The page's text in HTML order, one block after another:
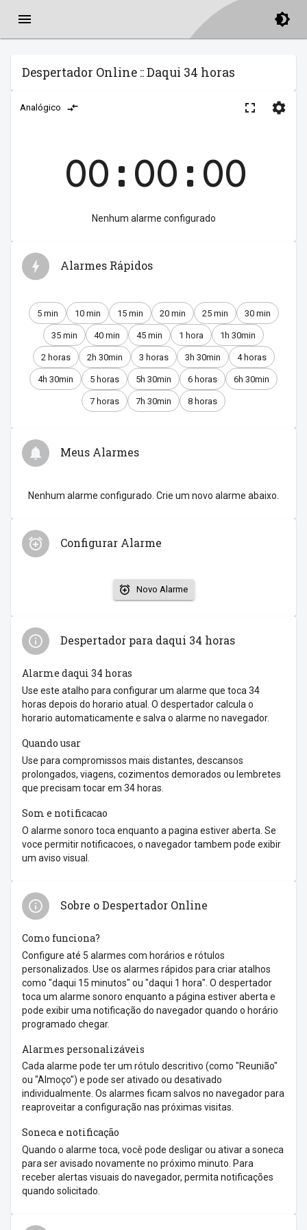
Despertador Online :: Daqui 34 horas
Analógico
00:00:00
Nenhum alarme configurado
Alarmes Rápidos
5 min 10 min 15 min 20 min 25 min 30 min
35 min 40 min 45 min 1 hora 1h 30min
2 horas 2h 30min 3 horas 3h 30min 4 horas
4h 30min 5 horas 5h 30min 6 horas 6h 30min
7 horas 7h 30min 8 horas
Meus Alarmes
Nenhum alarme configurado. Crie um novo alarme abaixo.
Configurar Alarme
Novo Alarme
Despertador para daqui 34 horas
Alarme daqui 34 horas
Use este atalho para configurar um alarme que toca 34
horas depois do horario atual. O despertador calcula o
horario automaticamente e salva o alarme no navegador.
Quando usar
Use para compromissos mais distantes, descansos
prolongados, viagens, cozimentos demorados ou lembretes
que precisam tocar em 34 horas.
Som e notificacao
O alarme sonoro toca enquanto a pagina estiver aberta. Se
voce permitir notificacoes, o navegador tambem pode exibir
um aviso visual.
Sobre o Despertador Online
Como funciona?
Configure até 5 alarmes com horários e rótulos
personalizados. Use os alarmes rápidos para criar atalhos
como "daqui 15 minutos" ou "daqui 1 hora". O despertador
toca um alarme sonoro enquanto a página estiver aberta e
pode exibir uma notificação do navegador quando o horário
programado chegar.
Alarmes personalizáveis
Cada alarme pode ter um rótulo descritivo (como "Reunião"
ou "Almoço") e pode ser ativado ou desativado
individualmente. Os alarmes ficam salvos no navegador para
reaproveitar a configuração nas próximas visitas.
Soneca e notificação
Quando o alarme toca, você pode desligar ou ativar a soneca
para ser avisado novamente no próximo minuto. Para
receber alertas visuais do navegador, permita notificações
quando solicitado.